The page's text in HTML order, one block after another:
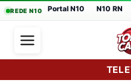
REDE N10 Portal N10 N10 RN